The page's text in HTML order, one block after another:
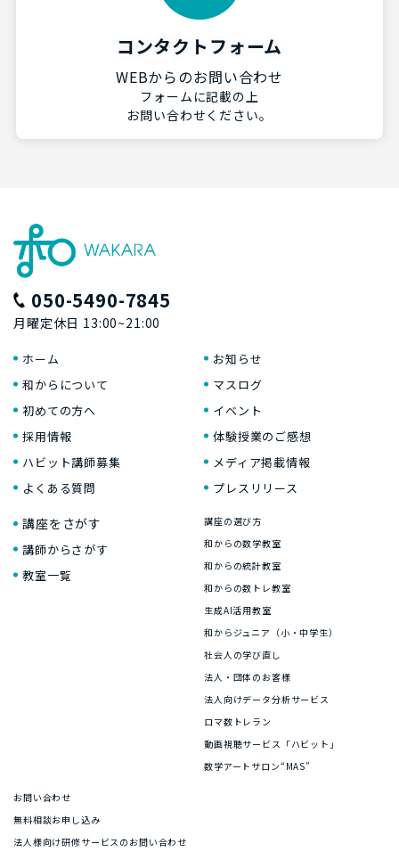
コンタクトフォーム
WEBからのお問い合わせ
フォームに記載の上
お問い合わせください。
050-5490-7845
月曜定休日 13:00~21:00
ホーム
和からについて
初めての方へ
採用情報
ハビット講師募集
よくある質問
お知らせ
マスログ
イベント
体験授業のご感想
メディア掲載情報
プレスリリース
講座をさがす
講師からさがす
教室一覧
講座の選び方
和からの数学教室
和からの統計教室
和からの数トレ教室
生成AI活用教室
和からジュニア（小・中学生）
社会人の学び直し
法人・団体のお客様
法人向けデータ分析サービス
ロマ数トレラン
動画視聴サービス「ハビット」
数学アートサロン“MAS”
お問い合わせ
無料相談お申し込み
法人様向け研修サービスのお問い合わせ